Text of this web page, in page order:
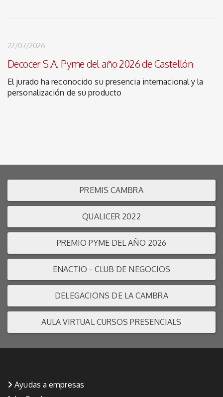
22/07/2026
Decocer S.A, Pyme del año 2026 de Castellón
El jurado ha reconocido su presencia internacional y la
personalización de su producto
PREMIS CAMBRA
QUALICER 2022
PREMIO PYME DEL AÑO 2026
ENACTIO - CLUB DE NEGOCIOS
DELEGACIONS DE LA CAMBRA
AULA VIRTUAL CURSOS PRESENCIALS
Ayudas a empresas